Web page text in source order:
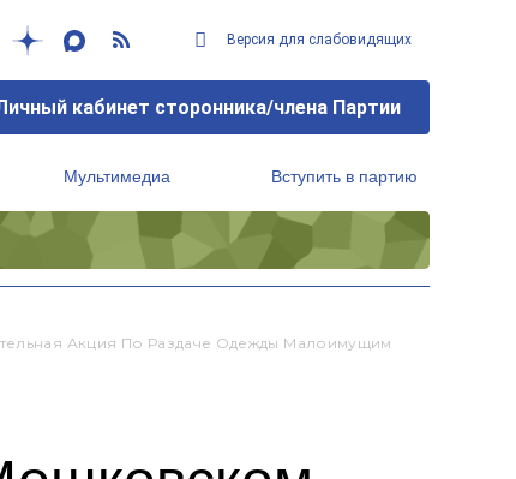
Версия для слабовидящих
кабинет сторонника/члена Партии
Мультимедиа Вступить в партию
Акция По Раздаче Одежды Малоимущим